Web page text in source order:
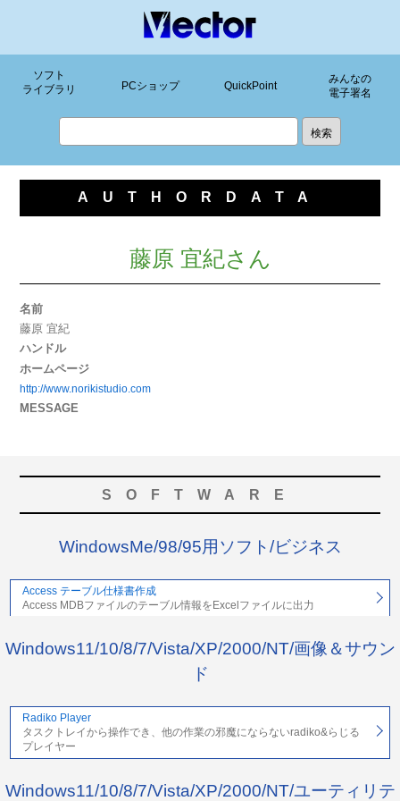
ソフト
ライブラリ
PCショップ QuickPoint
みんなの
電子署名
AUTHORDATA
藤原 宜紀さん
名前
藤原 宜紀
ハンドル
ホームページ
http://www.norikistudio.com
MESSAGE
SOFTWARE
WindowsMe/98/95用ソフト/ビジネス
Access テーブル仕様書作成
Access MDBファイルのテーブル情報をExcelファイルに出力
Windows11/10/8/7/Vista/XP/2000/NT/画像＆サウン
ド
Radiko Player
タスクトレイから操作でき、他の作業の邪魔にならないradiko&らじる
プレイヤー
Windows11/10/8/7/Vista/XP/2000/NT/ユーティリテ